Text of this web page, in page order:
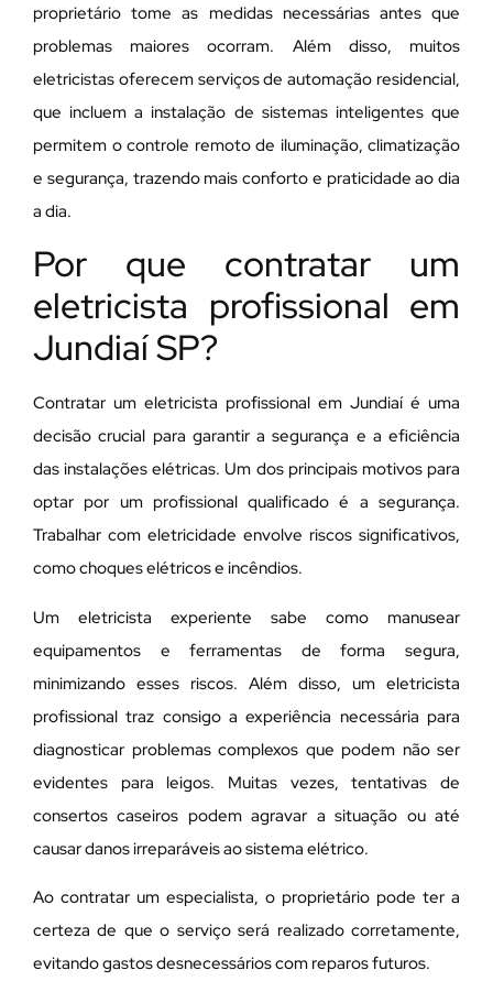
proprietário tome as medidas necessárias antes que
problemas maiores ocorram. Além disso, muitos
eletricistas oferecem serviços de automação residencial,
que incluem a instalação de sistemas inteligentes que
permitem o controle remoto de iluminação, climatização
e segurança, trazendo mais conforto e praticidade ao dia
a dia.
Por que contratar um
eletricista profissional em
Jundiaí SP?
Contratar um eletricista profissional em Jundiaí é uma
decisão crucial para garantir a segurança e a eficiência
das instalações elétricas. Um dos principais motivos para
optar por um profissional qualificado é a segurança.
Trabalhar com eletricidade envolve riscos significativos,
como choques elétricos e incêndios.
Um eletricista experiente sabe como manusear
equipamentos e ferramentas de forma segura,
minimizando esses riscos. Além disso, um eletricista
profissional traz consigo a experiência necessária para
diagnosticar problemas complexos que podem não ser
evidentes para leigos. Muitas vezes, tentativas de
consertos caseiros podem agravar a situação ou até
causar danos irreparáveis ao sistema elétrico.
Ao contratar um especialista, o proprietário pode ter a
certeza de que o serviço será realizado corretamente,
evitando gastos desnecessários com reparos futuros.